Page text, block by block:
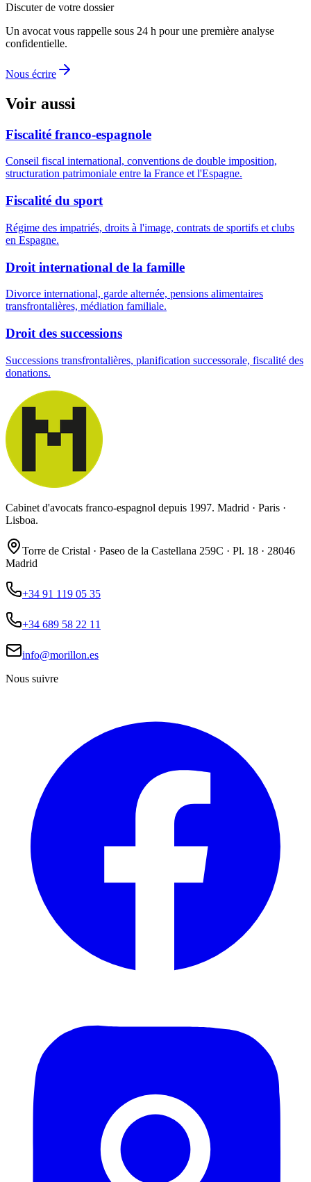
Discuter de votre dossier
Un avocat vous rappelle sous 24 h pour une première analyse
confidentielle.
Nous écrire
Voir aussi
Fiscalité franco-espagnole
Conseil fiscal international, conventions de double imposition,
structuration patrimoniale entre la France et l'Espagne.
Fiscalité du sport
Régime des impatriés, droits à l'image, contrats de sportifs et clubs
en Espagne.
Droit international de la famille
Divorce international, garde alternée, pensions alimentaires
transfrontalières, médiation familiale.
Droit des successions
Successions transfrontalières, planification successorale, fiscalité des
donations.
Cabinet d'avocats franco-espagnol depuis 1997. Madrid · Paris ·
Lisboa.
Torre de Cristal · Paseo de la Castellana 259C · Pl. 18 · 28046
Madrid
+34 91 119 05 35
+34 689 58 22 11
info@morillon.es
Nous suivre